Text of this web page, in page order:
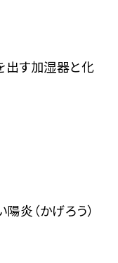
出す加湿器と化
炎（かげろう）